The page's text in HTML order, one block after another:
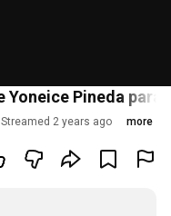
Yoneice Pineda
Streamed 2 years ago more